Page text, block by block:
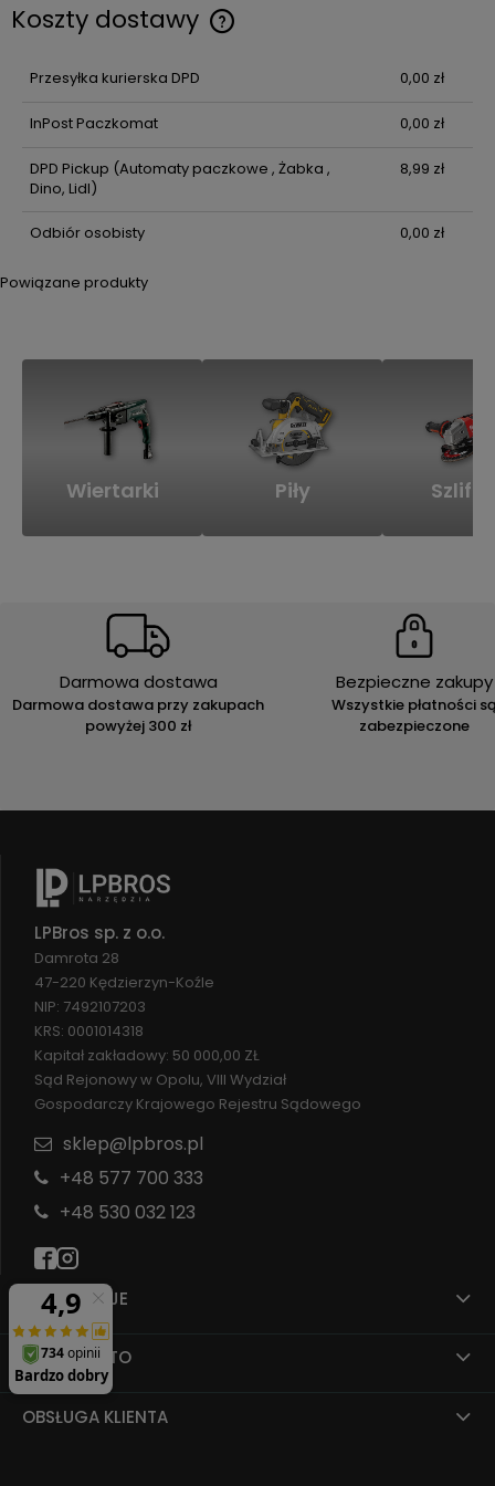
Koszty dostawy
Cena nie zawiera ewentualnych kosztów płatności
Przesyłka kurierska DPD
0,00 zł
InPost Paczkomat 0,00 zł
DPD Pickup (Automaty paczkowe , Żabka ,
Dino, Lidl)
8,99 zł
Odbiór osobisty 0,00 zł
Powiązane produkty
Wiertarki Piły
Darmowa dostawa
Darmowa dostawa przy zakupach
powyżej 300 zł
Bezpieczne zakupy
Wszystkie płatności
zabezpieczone
INFORMACJE
MOJE KONTO
OBSŁUGA KLIENTA
LPBros sp. z o.o.
Damrota 28
47-220 Kędzierzyn-Koźle
NIP: 7492107203
KRS: 0001014318
Kapitał zakładowy: 50 000,00 ZŁ
Sąd Rejonowy w Opolu, VIII Wydział
Gospodarczy Krajowego Rejestru Sądowego
sklep@lpbros.pl
+48 577 700 333
+48 530 032 123